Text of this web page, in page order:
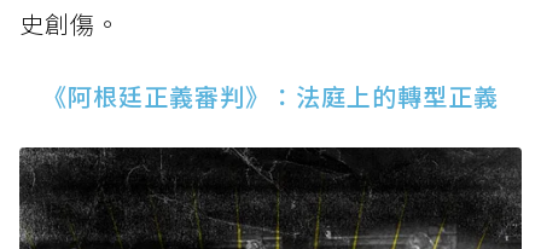
史創傷。
《阿根廷正義審判》：法庭上的轉型正義